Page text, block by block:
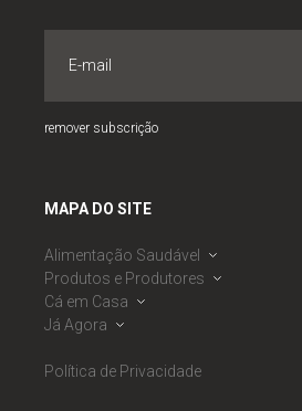
remover subscrição
MAPA DO SITE
Alimentação Saudável
Dieta Mediterrânica
Roda da Alimentação Mediterrânica
Observatório de Segurança
RNAES
Produtos e Produtores
Banco de Produtores
Calendário Sazonal
Cabazes Alimentares
Cá em Casa
Receitas
Listagem de Dicas
Já Agora
Eventos
Política de Privacidade